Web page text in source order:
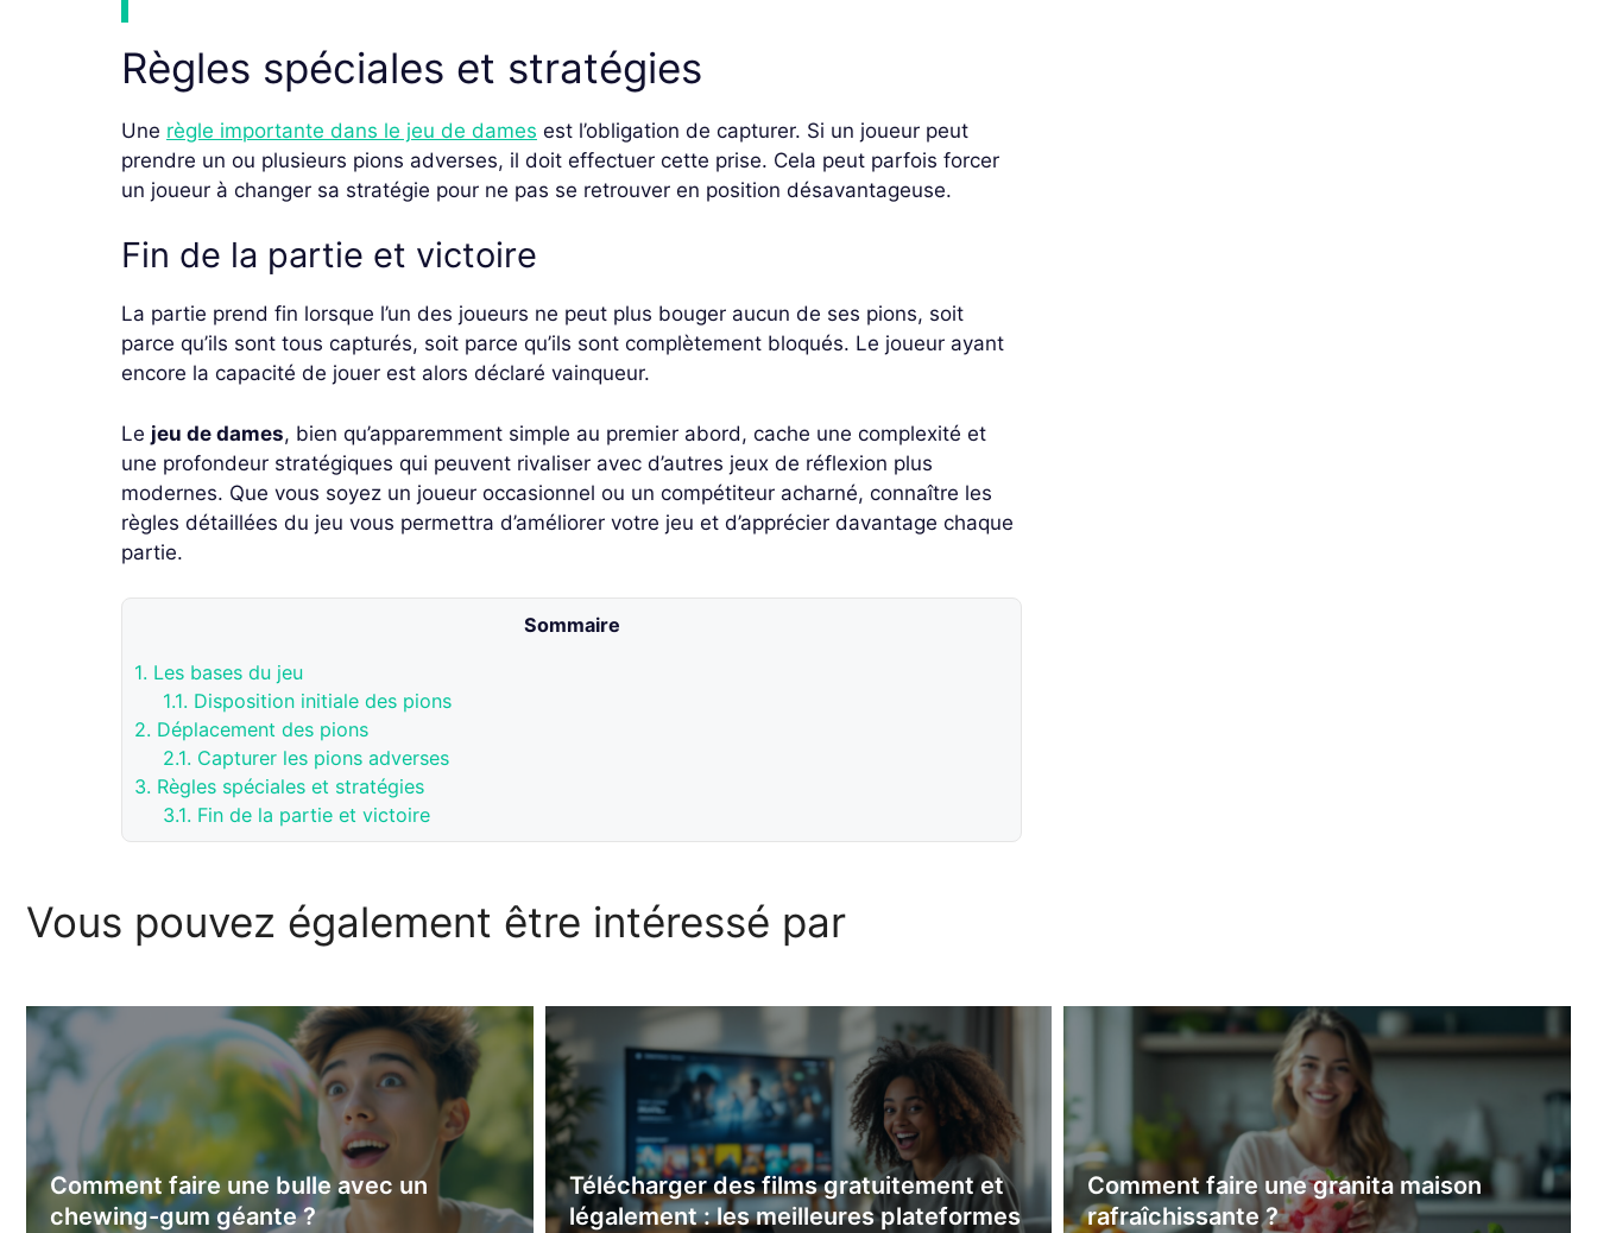
Règles spéciales et stratégies
Une règle importante dans le jeu de dames est l’obligation de capturer. Si un joueur peut
prendre un ou plusieurs pions adverses, il doit effectuer cette prise. Cela peut parfois forcer
un joueur à changer sa stratégie pour ne pas se retrouver en position désavantageuse.
Fin de la partie et victoire
La partie prend fin lorsque l’un des joueurs ne peut plus bouger aucun de ses pions, soit
parce qu’ils sont tous capturés, soit parce qu’ils sont complètement bloqués. Le joueur ayant
encore la capacité de jouer est alors déclaré vainqueur.
Le jeu de dames, bien qu’apparemment simple au premier abord, cache une complexité et
une profondeur stratégiques qui peuvent rivaliser avec d’autres jeux de réflexion plus
modernes. Que vous soyez un joueur occasionnel ou un compétiteur acharné, connaître les
règles détaillées du jeu vous permettra d’améliorer votre jeu et d’apprécier davantage chaque
partie.
Sommaire
1. Les bases du jeu
1.1. Disposition initiale des pions
2. Déplacement des pions
2.1. Capturer les pions adverses
3. Règles spéciales et stratégies
3.1. Fin de la partie et victoire
Vous pouvez également être intéressé par
Comment faire une bulle avec un
chewing-gum géante ?
Télécharger des films gratuitement et
légalement : les meilleures plateformes
Comment faire une granita maison
rafraîchissante ?